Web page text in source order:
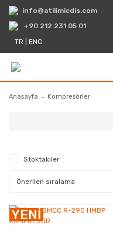
info@atilimicdis.com
+90 212 231 05 01
TR
ENG
Anasayfa Kompresörler
Scroll Kompresörler
Stoktakiler
YENİ